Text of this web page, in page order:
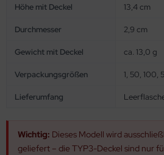
Höhe mit Deckel 13,4 cm
Durchmesser 2,9 cm
Gewicht mit Deckel ca. 13,0 g
Verpackungsgrößen 1, 50,
Lieferumfang
Wichtig: Dieses Modell wird
geliefert – die TYP3-Deckel sind nur